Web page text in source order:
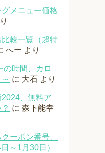
メニュー価格
較一覧（超特
へー より
の時間、カロ
に 大石 より
、無料ア
に 森下能幸
ーポン番号、
～1月30日）